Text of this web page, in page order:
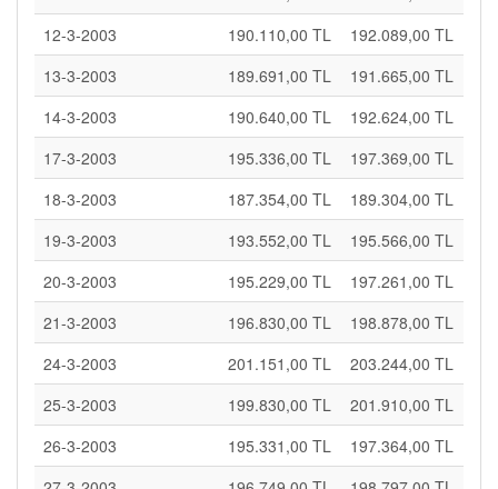
12-3-2003
190.110,00 TL
192.089,00 TL
13-3-2003
189.691,00 TL
191.665,00 TL
14-3-2003
190.640,00 TL
192.624,00 TL
17-3-2003
195.336,00 TL
197.369,00 TL
18-3-2003
187.354,00 TL
189.304,00 TL
19-3-2003
193.552,00 TL
195.566,00 TL
20-3-2003
195.229,00 TL
197.261,00 TL
21-3-2003
196.830,00 TL
198.878,00 TL
24-3-2003
201.151,00 TL
203.244,00 TL
25-3-2003
199.830,00 TL
201.910,00 TL
26-3-2003
195.331,00 TL
197.364,00 TL